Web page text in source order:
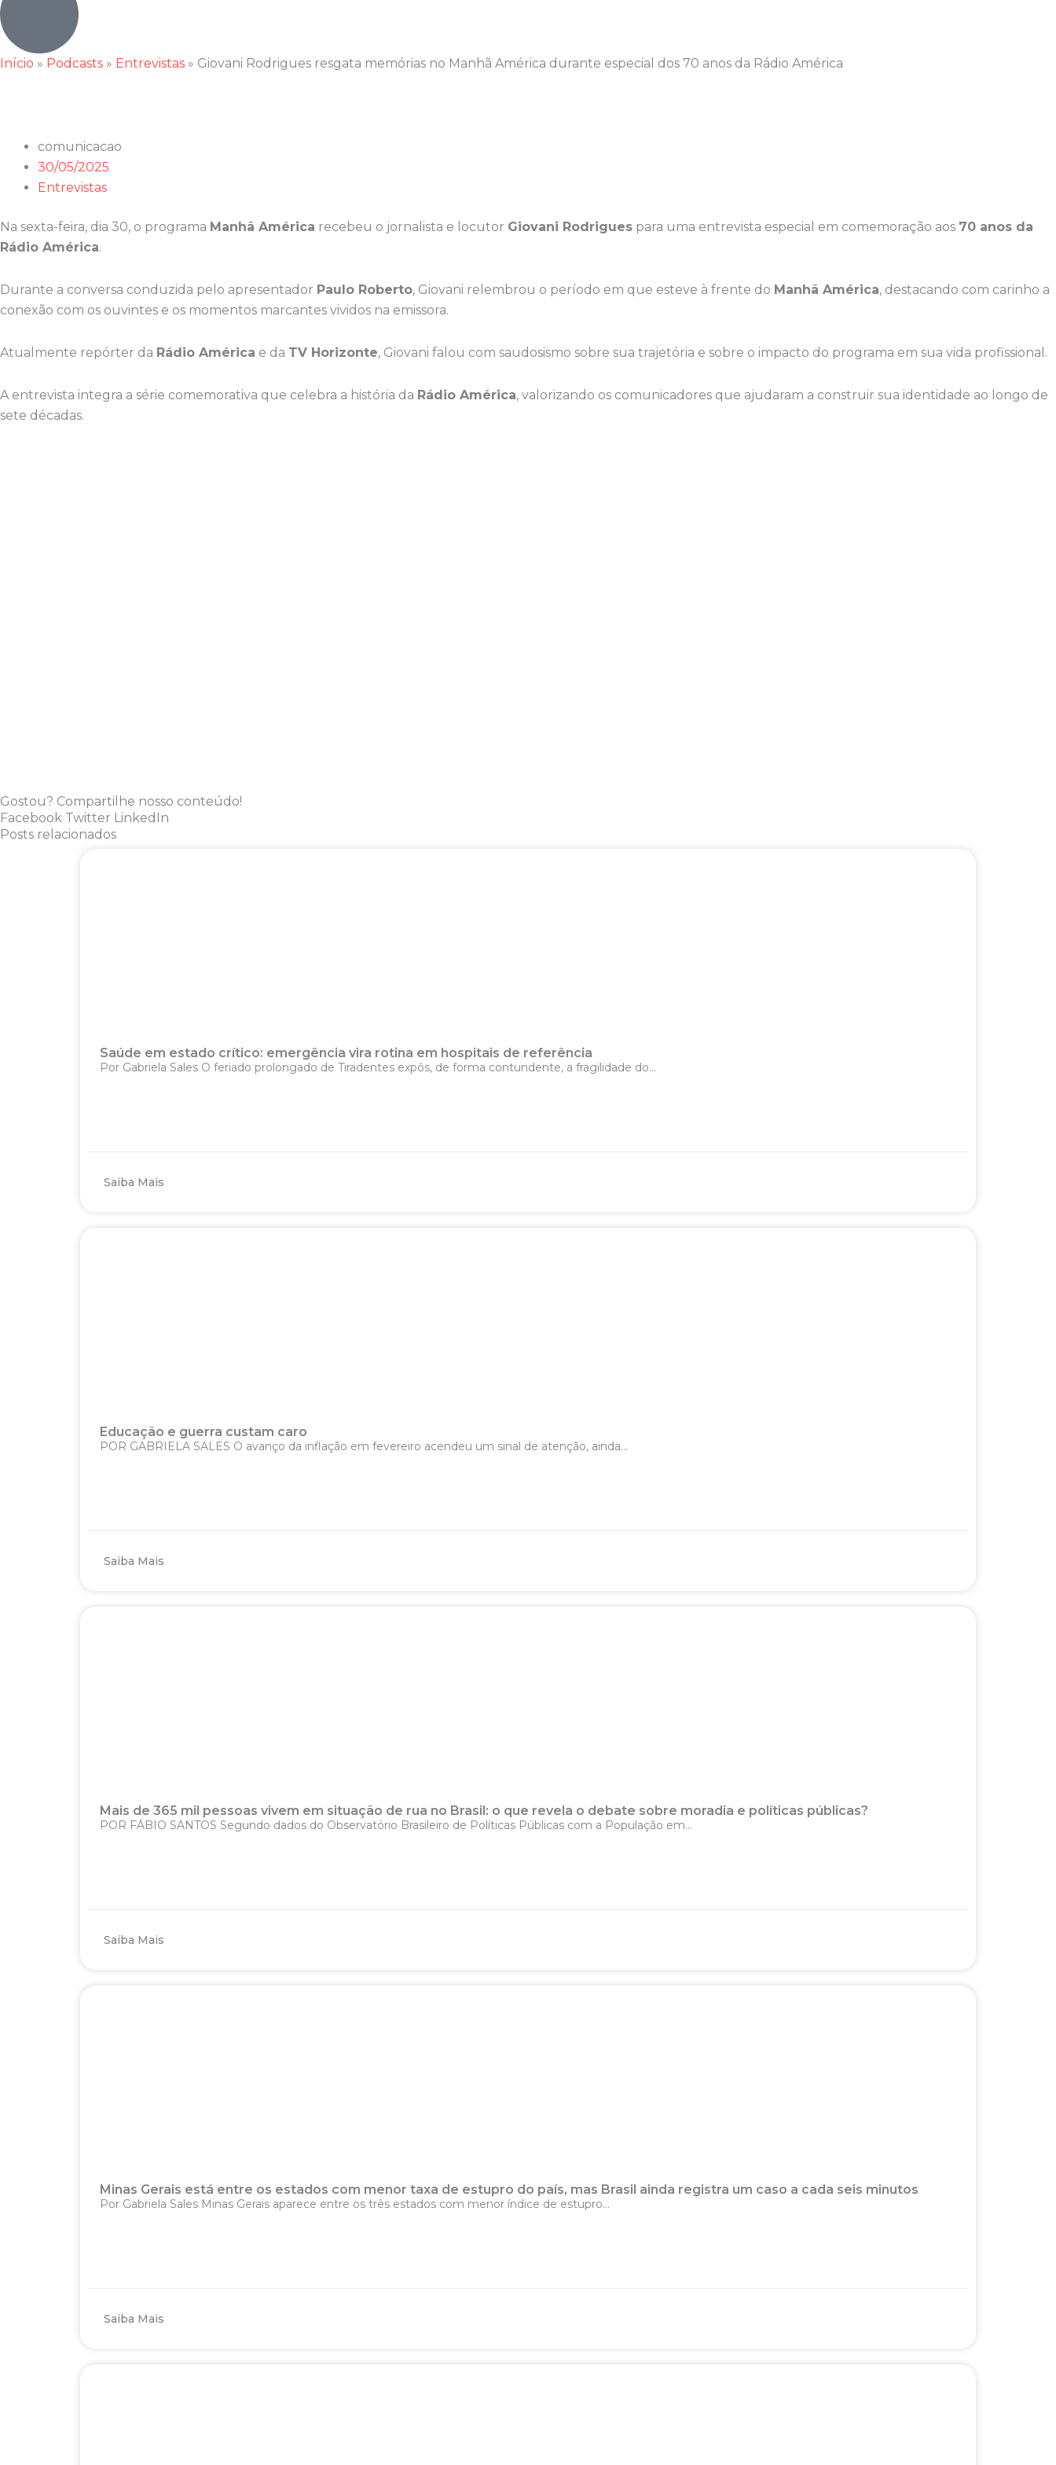
Início » Podcasts » Entrevistas » Giovani Rodrigues resgata memórias no Manhã América durante especial dos 70 anos da Rádio América
comunicacao
30/05/2025
Entrevistas
Na sexta-feira, dia 30, o programa Manhã América recebeu o jornalista e locutor Giovani Rodrigues para uma entrevista especial em comemoração aos 70 anos da
Rádio América.
Durante a conversa conduzida pelo apresentador Paulo Roberto, Giovani relembrou o período em que esteve à frente do Manhã América, destacando com carinho a
conexão com os ouvintes e os momentos marcantes vividos na emissora.
Atualmente repórter da Rádio América e da TV Horizonte, Giovani falou com saudosismo sobre sua trajetória e sobre o impacto do programa em sua vida profissional.
A entrevista integra a série comemorativa que celebra a história da Rádio América, valorizando os comunicadores que ajudaram a construir sua identidade ao longo de
sete décadas.
Gostou? Compartilhe nosso conteúdo!
Facebook Twitter LinkedIn
Posts relacionados
Saúde em estado crítico: emergência vira rotina em hospitais de referência
Por Gabriela Sales O feriado prolongado de Tiradentes expôs, de forma contundente, a fragilidade do...
Saiba Mais
Educação e guerra custam caro
POR GABRIELA SALES O avanço da inflação em fevereiro acendeu um sinal de atenção, ainda...
Saiba Mais
Mais de 365 mil pessoas vivem em situação de rua no Brasil: o que revela o debate sobre moradia e políticas públicas?
POR FÁBIO SANTOS Segundo dados do Observatório Brasileiro de Políticas Públicas com a População em...
Saiba Mais
Minas Gerais está entre os estados com menor taxa de estupro do país, mas Brasil ainda registra um caso a cada seis minutos
Por Gabriela Sales Minas Gerais aparece entre os três estados com menor índice de estupro...
Saiba Mais